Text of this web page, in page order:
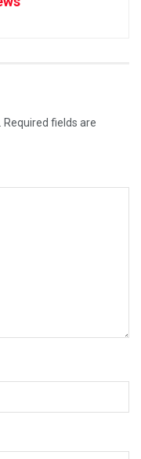
Required fields are